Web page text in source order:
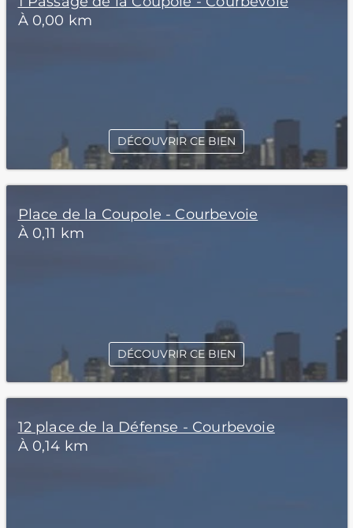
À 0,00 km
DÉCOUVRIR CE BIEN
Place de la Coupole - Courbevoie
À 0,11 km
DÉCOUVRIR CE BIEN
12 place de la Défense - Courbevoie
À 0,14 km